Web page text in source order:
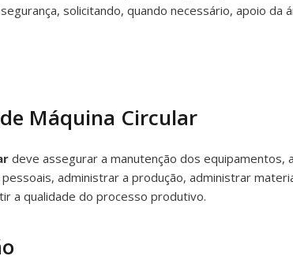
solicitando, quando necessário, apoio da
Máquina Circular
deve assegurar a manutenção dos equipamentos,
administrar a produção, administrar
a qualidade do processo produtivo.